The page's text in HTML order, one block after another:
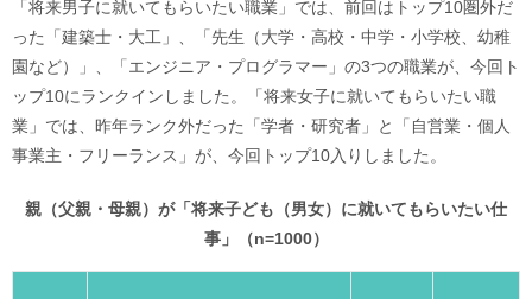
「将来男子に就いてもらいたい職業」では、前回はトップ10圏外だ
った「建築士・大工」、「先生（大学・高校・中学・小学校、幼稚
園など）」、「エンジニア・プログラマー」の3つの職業が、今回ト
ップ10にランクインしました。「将来女子に就いてもらいたい職
業」では、昨年ランク外だった「学者・研究者」と「自営業・個人
事業主・フリーランス」が、今回トップ10入りしました。
親（父親・母親）が「将来子ども（男女）に就いてもらいたい仕
事」（n=1000）